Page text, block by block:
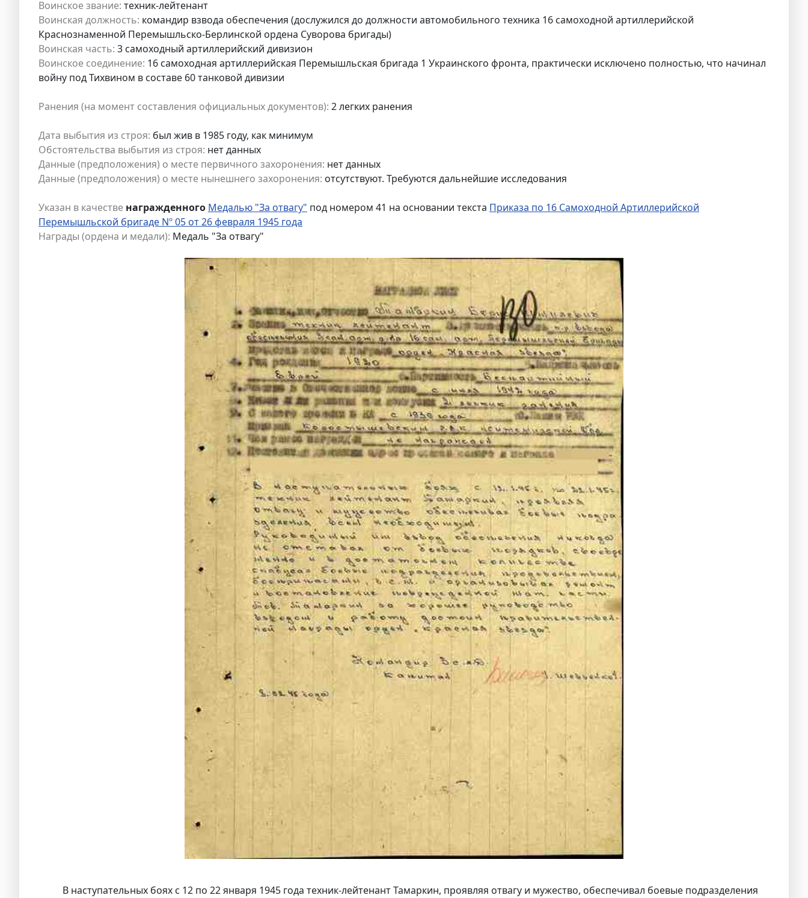
Воинское звание: техник-лейтенант
Воинская должность: командир взвода обеспечения (дослужился до должности автомобильного техника 16 самоходной артиллерийской
Краснознаменной Перемышльско-Берлинской ордена Суворова бригады)
Воинская часть: 3 самоходный артиллерийский дивизион
Воинское соединение: 16 самоходная артиллерийская Перемышльская бригада 1 Украинского фронта, практически исключено полностью, что начинал
войну под Тихвином в составе 60 танковой дивизии
Ранения (на момент составления официальных документов): 2 легких ранения
Дата выбытия из строя: был жив в 1985 году, как минимум
Обстоятельства выбытия из строя: нет данных
Данные (предположения) о месте первичного захоронения: нет данных
Данные (предположения) о месте нынешнего захоронения: отсутствуют. Требуются дальнейшие исследования
Указан в качестве награжденного Медалью "За отвагу" под номером 41 на основании текста Приказа по 16 Самоходной Артиллерийской
Перемышльской бригаде Nº 05 от 26 февраля 1945 года
Награды (ордена и медали): Медаль "За отвагу"
В наступательных боях с 12 по 22 января 1945 года техник-лейтенант Тамаркин, проявляя отвагу и мужество, обеспечивал боевые подразделения